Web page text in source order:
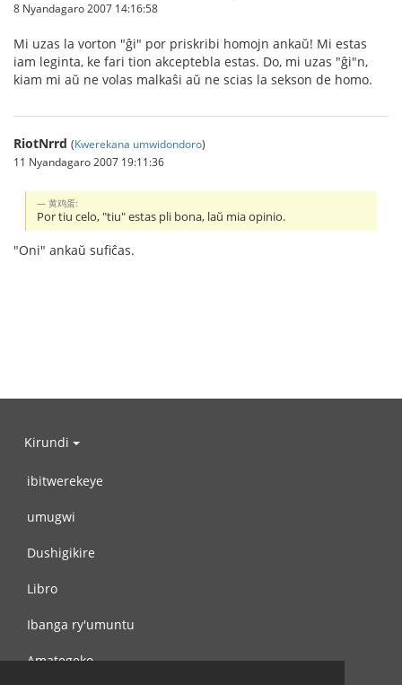
8 Nyandagaro 2007 14:16:58
Mi uzas la vorton "ĝi" por priskribi homojn ankaŭ! Mi estas
iam leginta, ke fari tion akceptebla estas. Do, mi uzas "ĝi"n,
kiam mi aŭ ne volas malkaŝi aŭ ne scias la sekson de homo.
RiotNrrd (Kwerekana umwidondoro)
11 Nyandagaro 2007 19:11:36
黄鸡蛋:
Por tiu celo, "tiu" estas pli bona, laŭ mia opinio.
"Oni" ankaŭ sufiĉas.
Kirundi
ibitwerekeye
umugwi
Dushigikire
Libro
Ibanga ry'umuntu
Amategeko